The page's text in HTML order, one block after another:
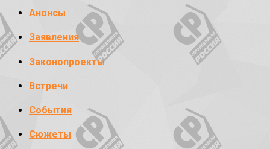
Анонсы
Заявления
Законопроекты
Встречи
События
Сюжеты